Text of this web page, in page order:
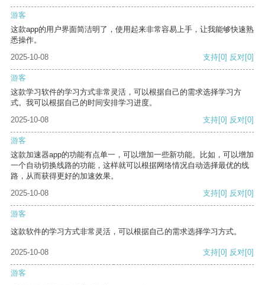
游客
这款app的用户界面简洁明了，使用起来非常容易上手，让我能够快速熟
悉操作。
2025-10-08
支持[0] 反对[0]
游客
这款学习软件的学习方式非常灵活，可以根据自己的需求选择学习方
式。我可以根据自己的时间安排学习进度。
2025-10-08
支持[0] 反对[0]
游客
这款加速器app的功能有点单一，可以增加一些新功能。比如，可以增加
一个自动切换线路的功能，这样就可以根据网络情况自动选择最优的线
路，从而获得更好的加速效果。
2025-10-08
支持[0] 反对[0]
游客
这款软件的学习方式非常灵活，可以根据自己的需求选择学习方式。
2025-10-08 支持[0] 反对[0]
游客